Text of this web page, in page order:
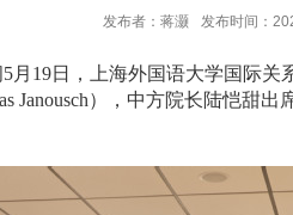
发布者：蒋灏 发布时间：
5月 19日，上海外国语大学国际关
Janousch），中方院长陆恺甜出